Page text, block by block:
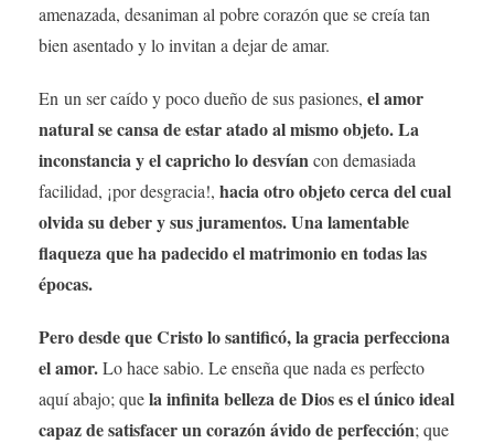
amenazada, desaniman al pobre corazón que se creía tan
bien asentado y lo invitan a dejar de amar.
En un ser caído y poco dueño de sus pasiones, el amor
natural se cansa de estar atado al mismo objeto.La
inconstancia y el capricho lo desvían con demasiada
facilidad, ¡por desgracia!, hacia otro objeto cerca del cual
olvida su deber y sus juramentos. Una lamentable
flaqueza que ha padecido el matrimonio en todas las
épocas.
Pero desde que Cristo lo santificó, la gracia perfecciona
el amor.Lo hace sabio. Le enseña que nada es perfecto
aquí abajo; quela infinita belleza de Dios es el único ideal
capaz de satisfacer un corazón ávido de perfección; que